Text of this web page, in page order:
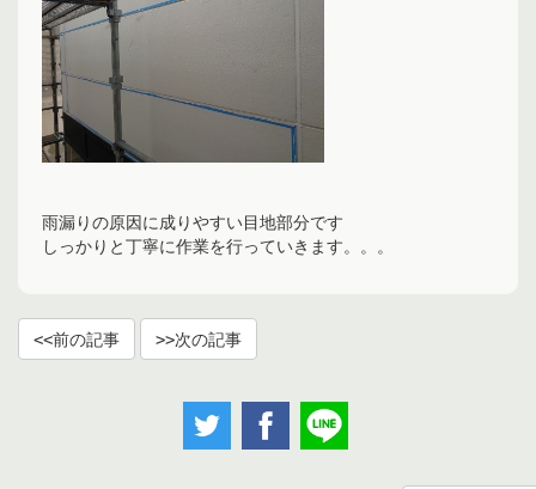
雨漏りの原因に成りやすい目地部分です
しっかりと丁寧に作業を行っていきます。。。
前の記事 次の記事